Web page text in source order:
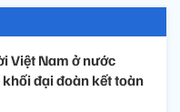
Việt Nam ở nước
đại đoàn kết toàn